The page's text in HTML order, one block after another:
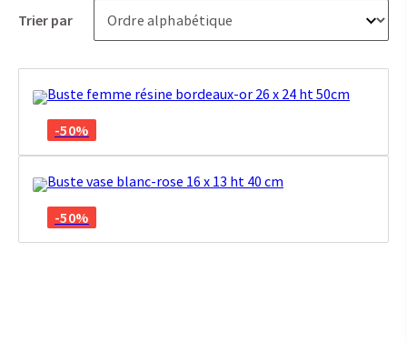
Trier par
Buste femme résine bordeaux-or 26 x 24 ht 50cm
-50%
Buste vase blanc-rose 16 x 13 ht 40 cm
-50%